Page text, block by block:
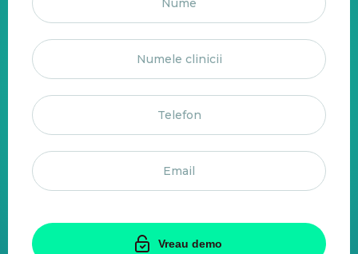
Vreau demo